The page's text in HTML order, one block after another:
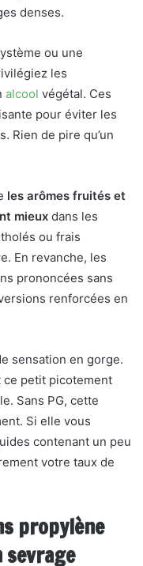
denses.
ou une
les
alcool végétal. Ces
pour éviter les
Rien de pire qu’un
les arômes fruités et
mieux dans les
ou frais
En revanche, les
prononcées sans
renforcées en
sensation en gorge.
ce petit picotement
Sans PG, cette
Si elle vous
contenant un peu
votre taux de
propylène